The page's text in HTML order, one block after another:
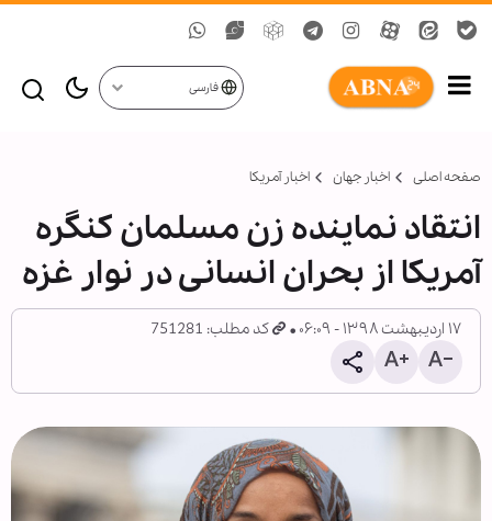
فارسی
صفحه اصلی اخبار جهان اخبار آمریکا
انتقاد نماینده زن مسلمان کنگره
آمریکا از بحران انسانی در نوار غزه
۱۷ اردیبهشت ۱۳۹۸ - ۰۶:۰۹ کد مطلب: 751281